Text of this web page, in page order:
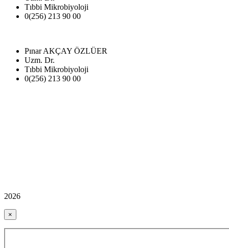
Tıbbi Mikrobiyoloji
0(256) 213 90 00
Pınar AKÇAY ÖZLÜER
Uzm. Dr.
Tıbbi Mikrobiyoloji
0(256) 213 90 00
2026
×